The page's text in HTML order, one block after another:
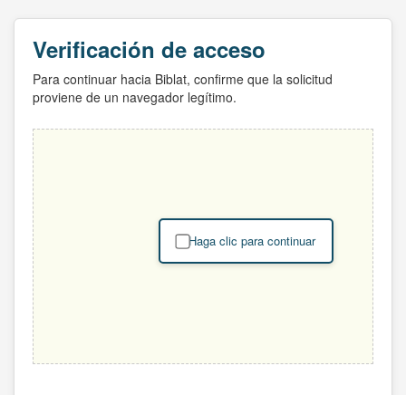
Verificación de acceso
Para continuar hacia Biblat, confirme que la solicitud
proviene de un navegador legítimo.
Haga clic para continuar